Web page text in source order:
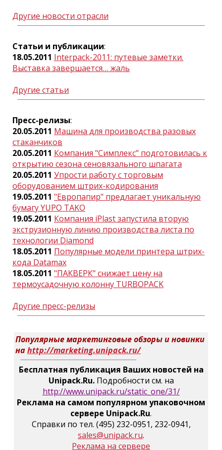
Другие новости отрасли
Статьи и публикации:
18.05.2011 Interpack-2011: путевые заметки.
Выставка завершается… жаль
Другие статьи
Пресс-релизы:
20.05.2011 Машина для производства разовых
стаканчиков
20.05.2011 Компания "Симплекс" подготовилась к
открытию сезона сеновязального шпагата
20.05.2011 Упрости работу с торговым
оборудованием штрих-кодирования
19.05.2011 "Европапир" предлагает уникальную
бумагу YUPO TAKO
19.05.2011 Компания iPlast запустила вторую
экструзионную линию производства листа по
технологии Diamond
18.05.2011 Популярные модели принтера штрих-
кода Datamax
18.05.2011 "ПАКВЕРК" снижает цену на
термоусадочную колонну TURBOPACK
Другие пресс-релизы
Популярные маркетинговые обзоры и новинки
наhttp://marketing.unipack.ru/
Бесплатная публикация Ваших новостей на
Unipack.Ru. Подробности см. на
http://www.unipack.ru/static_one/31/
Реклама на самом популярном упаковочном
сервере Unipack.Ru.
Справки по тел. (495) 232-0951, 232-0941,
sales@unipack.ru.
Реклама на сервере